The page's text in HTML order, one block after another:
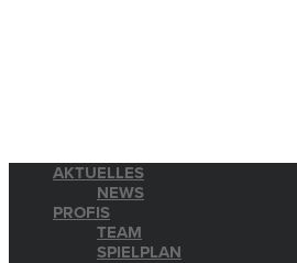
AKTUELLES
NEWS
PROFIS
TEAM
SPIELPLAN